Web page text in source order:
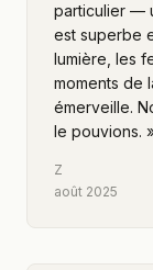
particulier —
est superbe
lumière, les
moments de
émerveille.
le pouvions.
Z
août 2025